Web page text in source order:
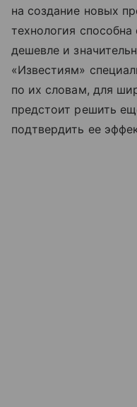
на создание новых
технология
дешевле и
«Известиям»
по их словам, для
предстоит решить
подтвердить ее